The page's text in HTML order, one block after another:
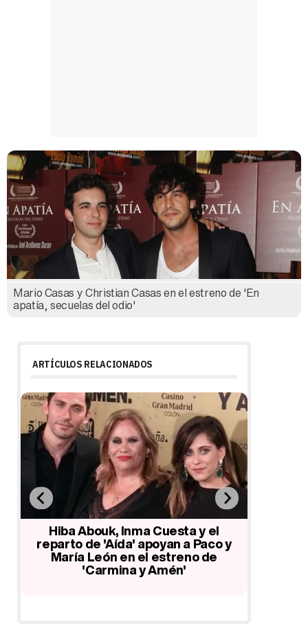
Mario Casas y Christian Casas en el estreno de 'En
apatía, secuelas del odio'
ARTÍCULOS RELACIONADOS
Hiba Abouk, Úrsula Corberó, Adriana
Abenia y Miguel Bosé acuden al
estreno de 'The Amazing Spider-
Man 2'